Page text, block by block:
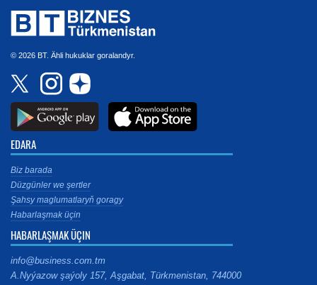
© 2026 BT. Ähli hukuklar goralandyr.
EDARA
Biz barada
Düzgünler we şertler
Şahsy maglumatlaryň goragy
Habarlaşmak üçin
HABARLAŞMAK ÜÇIN
info@business.com.tm
A.Nyýazow şaýoly 157, Aşgabat, Türkmenistan, 744000